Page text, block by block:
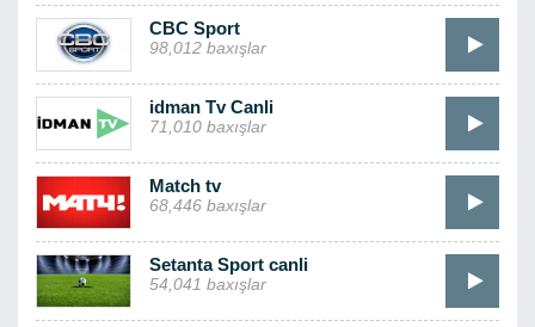
CBC Sport
98,012 baxışlar
idman Tv Canli
71,010 baxışlar
Match tv
68,446 baxışlar
Setanta Sport canli
54,041 baxışlar